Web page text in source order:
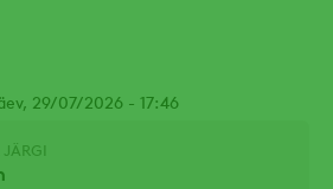
29/07/2026 - 17:46